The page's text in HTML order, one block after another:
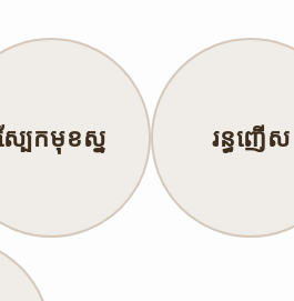
បែកមុខស្ន រន្ធញើស